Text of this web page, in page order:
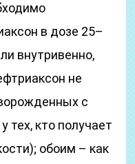
в дозе 25–
внутривенно,
не
с
тех, кто получает
обоим – как